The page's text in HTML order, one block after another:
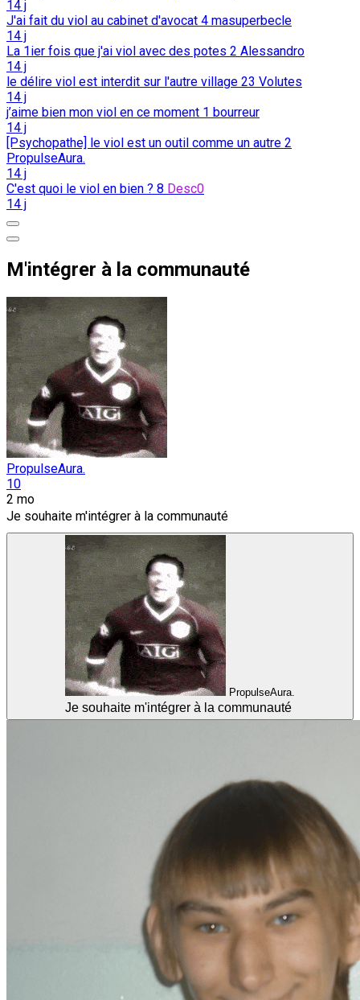
14 j
J'ai fait du viol au cabinet d'avocat 4 masuperbecle
14 j
La 1ier fois que j'ai viol avec des potes 2 Alessandro
14 j
le délire viol est interdit sur l'autre village 23 Volutes
14 j
j’aime bien mon viol en ce moment 1 bourreur
14 j
[Psychopathe] le viol est un outil comme un autre 2
PropulseAura.
14 j
C'est quoi le viol en bien ? 8 Desc0
14 j
M'intégrer à la communauté
PropulseAura.
10
2 mo
Je souhaite m'intégrer à la communauté
PropulseAura.
Je souhaite m'intégrer à la communauté